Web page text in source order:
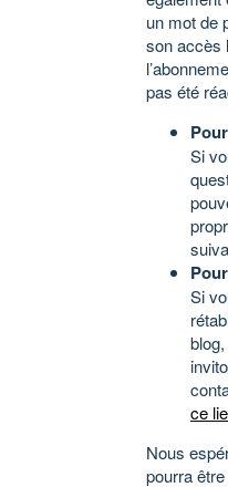
un mot de
son accès
pas été
Si
Si
ce
Nous
pourra